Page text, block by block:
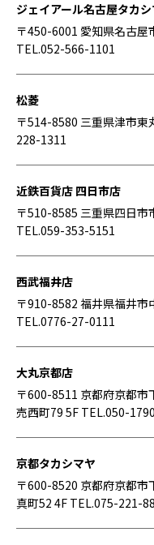
ジェイアール名古屋タカ
〒450-6001 愛知県名古
TEL.052-566-1101
松菱
〒514-8580 三重県津市東
228-1311
近鉄百貨店 四日市店
〒510-8585 三重県四日市
TEL.059-353-5151
西武福井店
〒910-8582 福井県福井
TEL.0776-27-0111
大丸京都店
〒600-8511 京都府京都市
売西町79 5F TEL.050-
京都タカシマヤ
〒600-8520 京都府京都市
真町52 4F TEL.075-221-